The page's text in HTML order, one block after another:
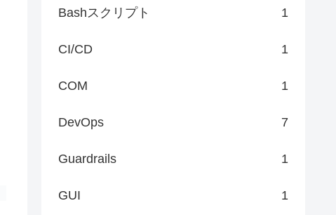
Bashスクリプト 1
CI/CD 1
COM 1
DevOps 7
Guardrails 1
GUI 1